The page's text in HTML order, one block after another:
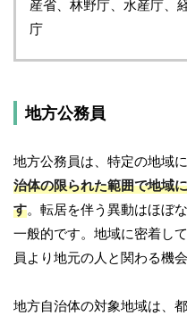
産省、林野庁、水産庁、
庁
地方公務員
地方公務員は、特定の地域
治体の限られた範囲で地域
す。転居を伴う異動はほぼ
一般的です。地域に密着し
員より地元の人と関わる機
地方自治体の対象地域は、